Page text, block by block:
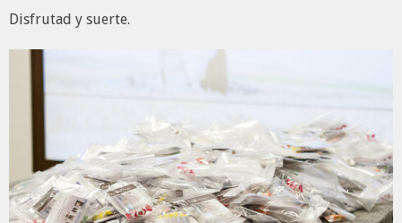
Disfrutad y suerte.